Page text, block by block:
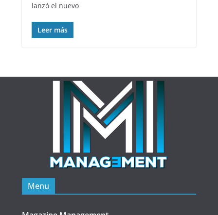
lanzó el nuevo
Leer más
Menu